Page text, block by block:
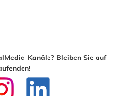
Kanäle? Bleiben Sie auf